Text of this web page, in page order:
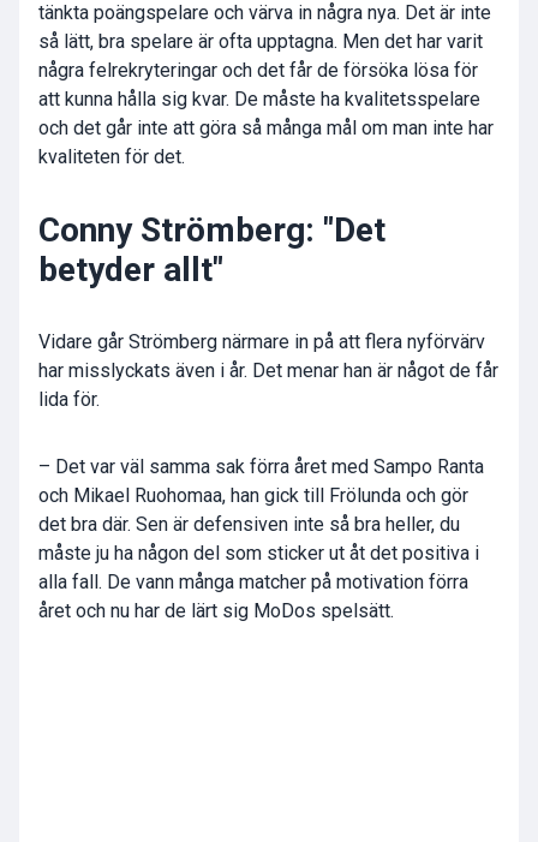
tänkta poängspelare och värva in några nya. Det är inte
så lätt, bra spelare är ofta upptagna. Men det har varit
några felrekryteringar och det får de försöka lösa för
att kunna hålla sig kvar. De måste ha kvalitetsspelare
och det går inte att göra så många mål om man inte har
kvaliteten för det.
Conny Strömberg: "Det
betyder allt"
Vidare går Strömberg närmare in på att flera nyförvärv
har misslyckats även i år. Det menar han är något de får
lida för.
– Det var väl samma sak förra året med Sampo Ranta
och Mikael Ruohomaa, han gick till Frölunda och gör
det bra där. Sen är defensiven inte så bra heller, du
måste ju ha någon del som sticker ut åt det positiva i
alla fall. De vann många matcher på motivation förra
året och nu har de lärt sig MoDos spelsätt.